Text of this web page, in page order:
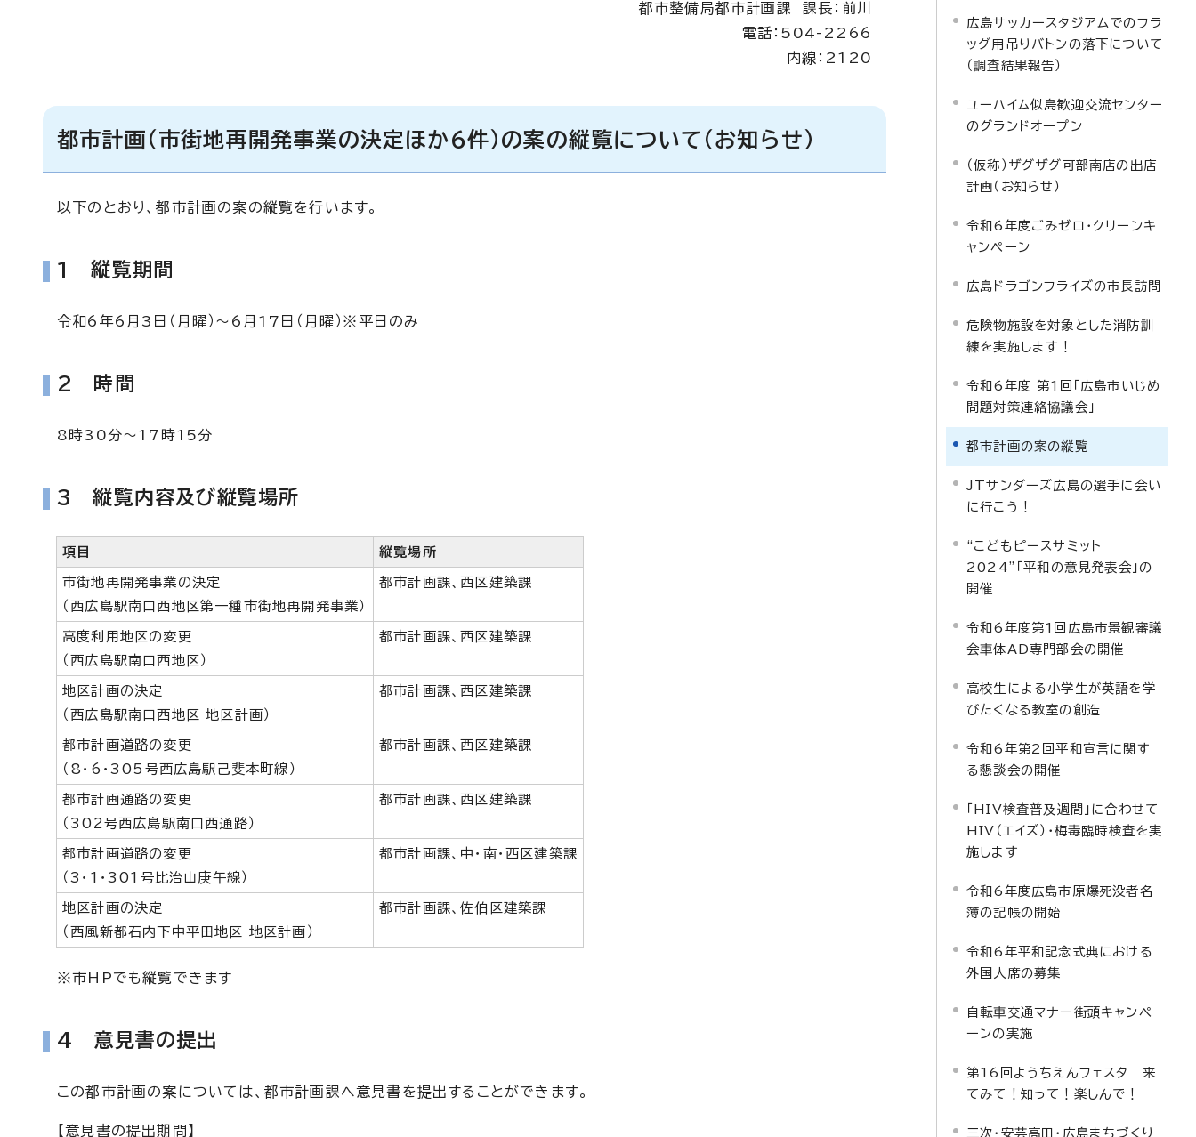
都市整備局都市計画課 課長：前川
電話：504-2266
内線：2120
都市計画（市街地再開発事業の決定ほか6件）の案の縦覧について（お知らせ）
以下のとおり、都市計画の案の縦覧を行います。
1 縦覧期間
令和6年6月3日（月曜）～6月17日（月曜）※平日のみ
2 時間
8時30分～17時15分
3 縦覧内容及び縦覧場所
項目 縦覧場所
市街地再開発事業の決定
（西広島駅南口西地区第一種市街地再開発事業）
都市計画課、西区建築課
高度利用地区の変更
（西広島駅南口西地区）
都市計画課、西区建築課
地区計画の決定
（西広島駅南口西地区 地区計画）
都市計画課、西区建築課
都市計画道路の変更
（8・6・305号西広島駅己斐本町線）
都市計画課、西区建築課
都市計画通路の変更
（302号西広島駅南口西通路）
都市計画課、西区建築課
都市計画道路の変更
（3・1・301号比治山庚午線）
都市計画課、中・南・西区建築課
地区計画の決定
（西風新都石内下中平田地区 地区計画）
都市計画課、佐伯区建築課
※市HPでも縦覧できます
4 意見書の提出
この都市計画の案については、都市計画課へ意見書を提出することができます。
【意見書の提出期間】
広島サッカースタジアムでのフラ
ッグ用吊りバトンの落下について
（調査結果報告）
ユーハイム似島歓迎交流センター
のグランドオープン
（仮称）ザグザグ可部南店の出店
計画（お知らせ）
令和6年度ごみゼロ・クリーンキ
ャンペーン
広島ドラゴンフライズの市長訪問
危険物施設を対象とした消防訓
練を実施します！
令和6年度 第1回「広島市いじめ
問題対策連絡協議会」
都市計画の案の縦覧
JTサンダーズ広島の選手に会い
に行こう！
“こどもピースサミット
2024”「平和の意見発表会」の
開催
令和6年度第1回広島市景観審議
会車体AD専門部会の開催
高校生による小学生が英語を学
びたくなる教室の創造
令和6年第2回平和宣言に関す
る懇談会の開催
「HIV検査普及週間」に合わせて
HIV（エイズ）・梅毒臨時検査を実
施します
令和6年度広島市原爆死没者名
簿の記帳の開始
令和6年平和記念式典における
外国人席の募集
自転車交通マナー街頭キャンペ
ーンの実施
第16回ようちえんフェスタ 来
てみて！知って！楽しんで！
三次・安芸高田・広島まちづくり